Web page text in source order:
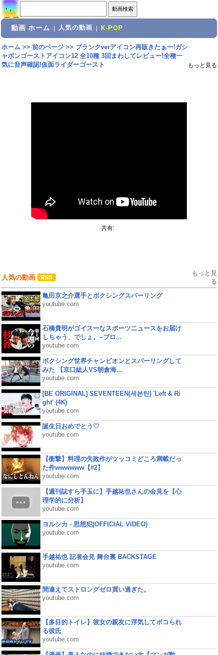
動画 ホーム 人気の動画 K-POP
ホーム>> 前のページ>> ブランクverアイコン再販きたぁー!ガシ
ャポンゴーストアイコン12 全10種 3回まわしてレビュー!全種一
気に音声確認!仮面ライダーゴースト
もっと見る
共有:
人気の動画
もっと見
る
亀田京之介選手とボクシングスパーリング
youtube.com
石橋貴明がゴイスーなスポーツニュースをお届け
しちゃう、でしょ。~プロ...
youtube.com
ボクシング世界チャンピオンとスパーリングして
みた 【京口紘人VS朝倉海...
youtube.com
[BE ORIGINAL] SEVENTEEN(세븐틴) 'Left & Ri
ght' (4K)
youtube.com
誕生日おめでとう♡
youtube.com
【衝撃】料理の失敗作がツッコミどころ満載だっ
た件wwwwww【#2】
youtube.com
【週刊誌すら手玉に】手越祐也さんの会見を【心
理学的に分析】
youtube.com
ヨルシカ - 思想犯(OFFICIAL VIDEO)
youtube.com
手越祐也 記者会見 舞台裏 BACKSTAGE
youtube.com
間違えてストロングゼロ買い過ぎた。
youtube.com
【多目的トイレ】彼女の親友に浮気してボコられ
る彼氏
youtube.com